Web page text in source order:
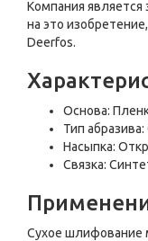
Компания
на это
Deerfos.
Основа:
Тип
Насыпка:
Связка:
Сухое шлифование